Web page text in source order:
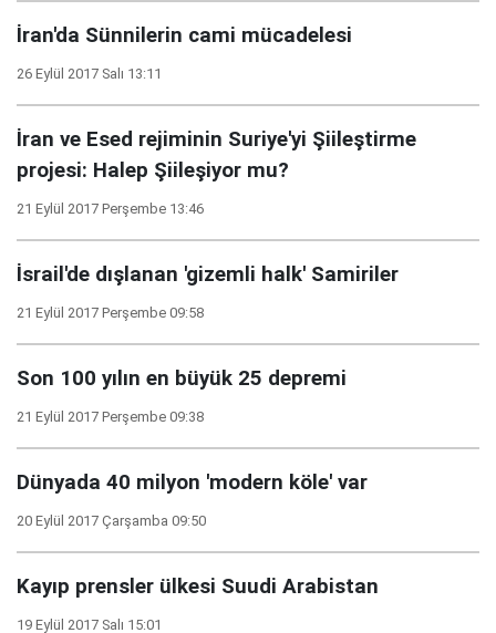
İran'da Sünnilerin cami mücadelesi
26 Eylül 2017 Salı 13:11
İran ve Esed rejiminin Suriye'yi Şiileştirme
projesi: Halep Şiileşiyor mu?
21 Eylül 2017 Perşembe 13:46
İsrail'de dışlanan 'gizemli halk' Samiriler
21 Eylül 2017 Perşembe 09:58
Son 100 yılın en büyük 25 depremi
21 Eylül 2017 Perşembe 09:38
Dünyada 40 milyon 'modern köle' var
20 Eylül 2017 Çarşamba 09:50
Kayıp prensler ülkesi Suudi Arabistan
19 Eylül 2017 Salı 15:01